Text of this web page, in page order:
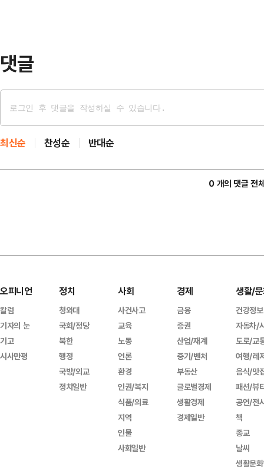
댓글
최신순 찬성순 반대순
0 개의 댓글 전
오피니언
칼럼
기자의 눈
기고
시사만평
정치
청와대
국회/정당
북한
행정
국방/외교
정치일반
사회
사건사고
교육
노동
언론
환경
인권/복지
식품/의료
지역
인물
사회일반
경제
금융
증권
산업/재계
중기/벤처
부동산
글로벌경제
생활경제
경제일반
생활/
건강정보
자동차/
도로/교
여행/레
음식/맛
패션/뷰
공연/전
책
종교
날씨
생활문